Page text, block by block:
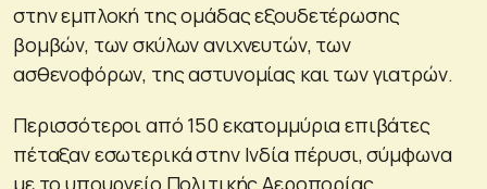
στην εμπλοκή της ομάδας εξουδετέρωσης
βομβών, των σκύλων ανιχνευτών, των
ασθενοφόρων, της αστυνομίας και των γιατρών.
Περισσότεροι από 150 εκατομμύρια επιβάτες
πέταξαν εσωτερικά στην Ινδία πέρυσι, σύμφωνα
με το υπουργείο Πολιτικής Αεροπορίας.